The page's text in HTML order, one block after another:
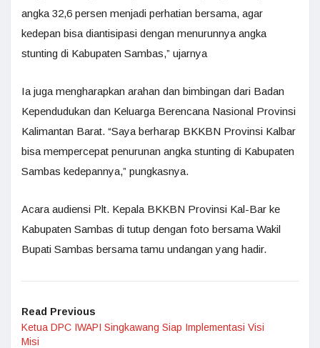
angka 32,6 persen menjadi perhatian bersama, agar
kedepan bisa diantisipasi dengan menurunnya angka
stunting di Kabupaten Sambas,” ujarnya
Ia juga mengharapkan arahan dan bimbingan dari Badan
Kependudukan dan Keluarga Berencana Nasional Provinsi
Kalimantan Barat. “Saya berharap BKKBN Provinsi Kalbar
bisa mempercepat penurunan angka stunting di Kabupaten
Sambas kedepannya,” pungkasnya.
Acara audiensi Plt. Kepala BKKBN Provinsi Kal-Bar ke
Kabupaten Sambas di tutup dengan foto bersama Wakil
Bupati Sambas bersama tamu undangan yang hadir.
Read Previous
Ketua DPC IWAPI Singkawang Siap Implementasi Visi
Misi